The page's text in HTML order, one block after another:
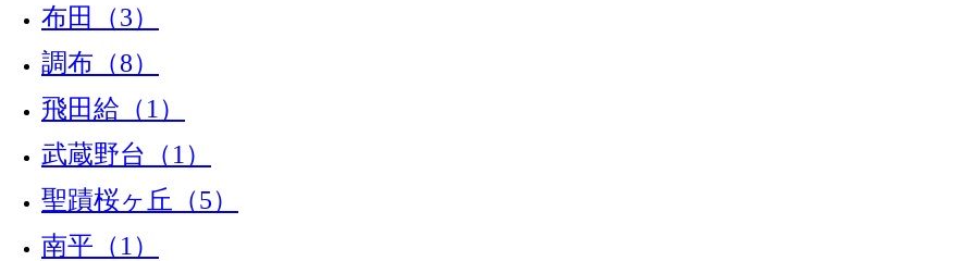
布田（3）
調布（8）
飛田給（1）
武蔵野台（1）
聖蹟桜ヶ丘（5）
南平（1）